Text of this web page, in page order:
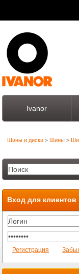
Ivanor
Шины и диски > Шины >
Вход для клиентов
Регистрация